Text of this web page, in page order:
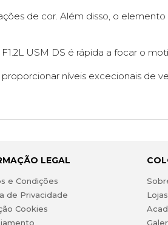
de cor. Além disso, o elemento
USM DS é rápida a focar o
níveis excecionais de
LEGAL
e Condições
de Privacidade
Cookies